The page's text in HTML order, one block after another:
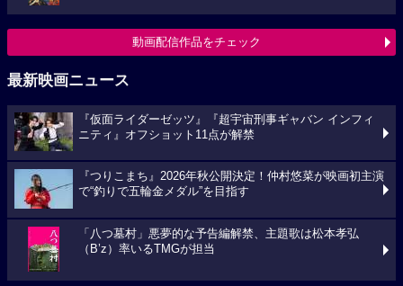
動画配信作品をチェック
最新映画ニュース
『仮面ライダーゼッツ』『超宇宙刑事ギャバン インフィ
ニティ』オフショット11点が解禁
『つりこまち』2026年秋公開決定！仲村悠菜が映画初主演
で“釣りで五輪金メダル”を目指す
「八つ墓村」悪夢的な予告編解禁、主題歌は松本孝弘
（B’z）率いるTMGが担当